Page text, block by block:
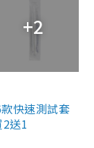
+2
快速測試套
送1